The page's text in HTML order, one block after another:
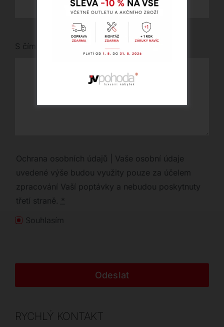
S čím vám můžeme pomoci?
Ochrana osobních údajů | Vaše osobní údaje
uvedené výše budou využity pouze za účelem
zpracování Vaší poptávky a nebudou poskytnuty
třetí straně. *
Souhlasím
Odeslat
RYCHLÝ KONTAKT